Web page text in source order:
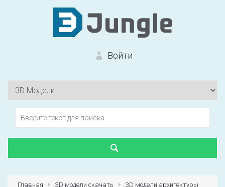
Войти
Главная 3D модели скачать
3D модели архитектуры